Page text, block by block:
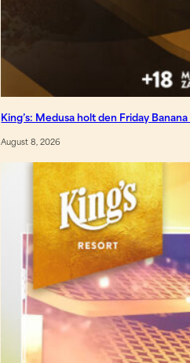
King’s: Medusa holt den Friday
August 8, 2026